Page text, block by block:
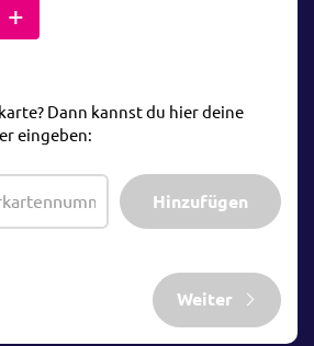
Dann kannst du hier deine
eingeben:
Hinzufügen
Weiter